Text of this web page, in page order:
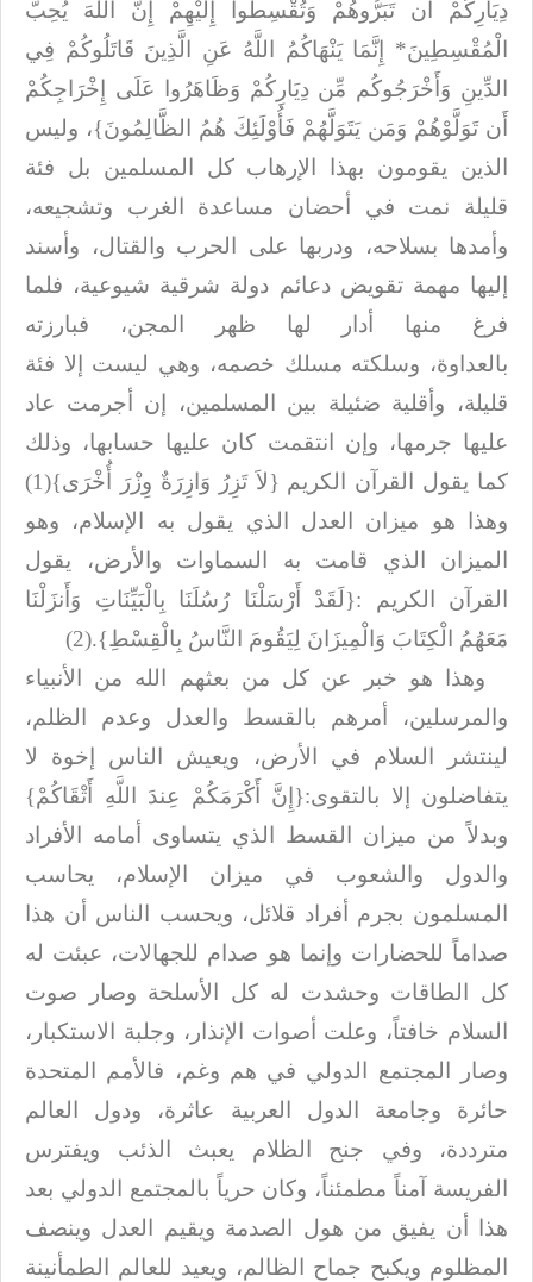
دِيَارِكُمْ أَن تَبَرُّوهُمْ وَتُقْسِطُوا إِلَيْهِمْ إِنَّ اللَّهَ يُحِبُّ
الْمُقْسِطِينَ* إِنَّمَا يَنْهَاكُمُ اللَّهُ عَنِ الَّذِينَ قَاتَلُوكُمْ فِي
الدِّينِ وَأَخْرَجُوكُم مِّن دِيَارِكُمْ وَظَاهَرُوا عَلَى إِخْرَاجِكُمْ
أَن تَوَلَّوْهُمْ وَمَن يَتَوَلَّهُمْ فَأُوْلَئِكَ هُمُ الظَّالِمُونَ}، وليس
الذين يقومون بهذا الإرهاب كل المسلمين بل فئة
قليلة نمت في أحضان مساعدة
الغرب وتشجيعه،
وأمدها بسلاحه، ودربها على الحرب والقتال، وأسند
إليها مهمة تقويض دعائم دولة شرقية شيوعية، فلما
فرغ منها أدار لها ظهر المجن، فبارزته
بالعداوة، وسلكته مسلك خصمه، وهي ليست إلا فئة
قليلة، وأقلية ضئيلة بين المسلمين، إن أجرمت عاد
عليها جرمها، وإن انتقمت كان عليها حسابها، وذلك
كما يقول القرآن الكريم {لاَ تَزِرُ وَازِرَةٌ وِزْرَ أُخْرَى}(1)
وهذا هو ميزان العدل الذي يقول به الإسلام، وهو
الميزان
الذي قامت به السماوات والأرض، يقول
القرآن الكريم
:{لَقَدْ أَرْسَلْنَا رُسُلَنَا بِالْبَيِّنَاتِ وَأَنزَلْنَا
مَعَهُمُ الْكِتَابَ وَالْمِيزَانَ لِيَقُومَ النَّاسُ بِالْقِسْطِ}.(2)
وهذا هو خبر عن كل من بعثهم الله من الأنبياء
والمرسلين، أمرهم بالقسط والعدل
وعدم الظلم،
لينتشر السلام في الأرض، ويعيش الناس إخوة لا
يتفاضلون إلا بالتقوى:{إِنَّ أَكْرَمَكُمْ عِندَ اللَّهِ أَتْقَاكُمْ}
وبدلاً من ميزان القسط الذي يتساوى
أمامه الأفراد
والدول والشعوب في ميزان الإسلام، يحاسب
المسلمون بجرم أفراد قلائل، ويحسب الناس أن هذا
صداماً للحضارات وإنما هو صدام للجهالات، عبئت له
كل
الطاقات وحشدت له كل الأسلحة وصار صوت
السلام خافتاً، وعلت أصوات الإنذار، وجلبة
الاستكبار،
وصار المجتمع الدولي في هم وغم، فالأمم المتحدة
حائرة وجامعة الدول
العربية عاثرة، ودول العالم
مترددة، وفي جنح الظلام يعبث الذئب ويفترس
الفريسة
آمناً مطمئناً، وكان حرياً بالمجتمع الدولي بعد
هذا أن يفيق من هول الصدمة ويقيم
العدل وينصف
المظلوم ويكبح جماح الظالم، ويعيد للعالم الطمأنينة